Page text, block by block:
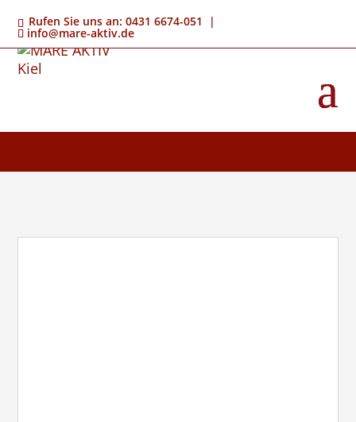
Rufen Sie uns an: 0431 6674-051 |
info@mare-aktiv.de